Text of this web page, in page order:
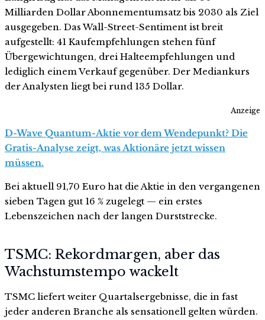
Milliarden Dollar Abonnementumsatz bis 2030 als Ziel
ausgegeben. Das Wall-Street-Sentiment ist breit
aufgestellt: 41 Kaufempfehlungen stehen fünf
Übergewichtungen, drei Halteempfehlungen und
lediglich einem Verkauf gegenüber. Der Mediankurs
der Analysten liegt bei rund 135 Dollar.
Anzeige
D-Wave Quantum-Aktie vor dem Wendepunkt? Die
Gratis-Analyse zeigt, was Aktionäre jetzt wissen
müssen.
Bei aktuell 91,70 Euro hat die Aktie in den vergangenen
sieben Tagen gut 16 % zugelegt — ein erstes
Lebenszeichen nach der langen Durststrecke.
TSMC: Rekordmargen, aber das
Wachstumstempo wackelt
TSMC liefert weiter Quartalsergebnisse, die in fast
jeder anderen Branche als sensationell gelten würden.